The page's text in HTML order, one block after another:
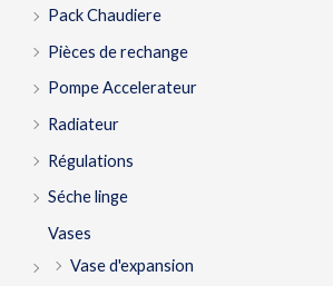
Pack Chaudiere
Pièces de rechange
Pompe Accelerateur
Radiateur
Régulations
Séche linge
Vases
Vase d'expansion